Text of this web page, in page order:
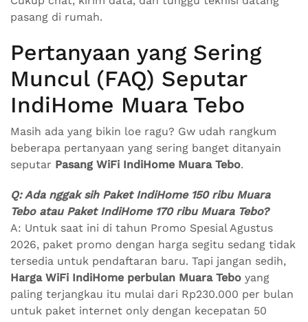
pasang di rumah.
Pertanyaan yang Sering
Muncul (FAQ) Seputar
IndiHome Muara Tebo
Masih ada yang bikin loe ragu? Gw udah rangkum
beberapa pertanyaan yang sering banget ditanyain
seputar Pasang WiFi IndiHome Muara Tebo.
Q: Ada nggak sih Paket IndiHome 150 ribu Muara
Tebo atau Paket IndiHome 170 ribu Muara Tebo?
A: Untuk saat ini di tahun Promo Spesial Agustus
2026, paket promo dengan harga segitu sedang tidak
tersedia untuk pendaftaran baru. Tapi jangan sedih,
Harga WiFi IndiHome perbulan Muara Tebo yang
paling terjangkau itu mulai dari Rp230.000 per bulan
untuk paket internet only dengan kecepatan 50